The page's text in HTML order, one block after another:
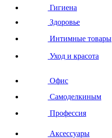
Гигиена
Здоровье
Интимные товары
Уход и красота
Офис
Самоделкиным
Профессия
Аксессуары